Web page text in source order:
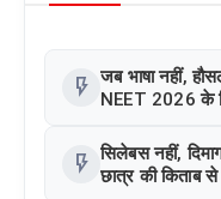
flash_on जब भाषा नहीं,
NEET 2026 के
flash_on सिलेबस नहीं,
छात्र की किताब